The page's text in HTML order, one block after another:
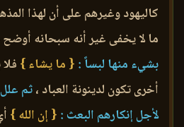
كاليهود وغيرهم على أن لهذا
ما لا يخفى غير أنه سبحانه
بشيء منها لبساً : { ما يشاء }
أخرى تكون لدينونة العباد ،ثم
لأجل إنكارهم البعث : { إن الله }